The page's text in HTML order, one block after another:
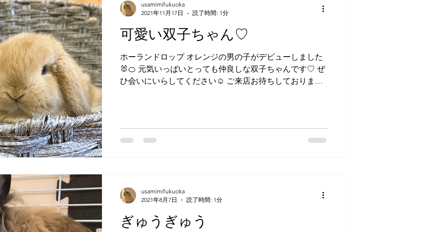
可愛い双子ちゃん♡
ホーランドロップ オレンジの男の子がデビューしました
🐰🍊 元気いっぱいとっても仲良しな双子ちゃんです♡ ぜ
ひ会いにいらしてください☺️ ご来店お待ちしておりま
usamimifukuoka
2021年11月17日
読了時間: 1分
ぎゅうぎゅう
usamimifukuoka
2021年8月7日
読了時間: 1分